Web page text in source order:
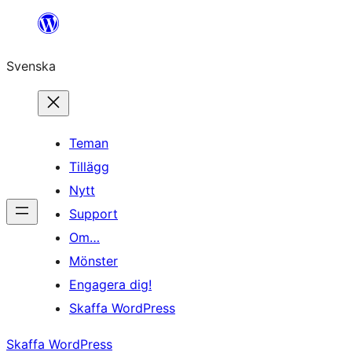
Hoppa
innehåll
Svenska
Teman
Tillägg
Nytt
Support
Om…
Mönster
Engagera dig!
Skaffa WordPress
Skaffa WordPress